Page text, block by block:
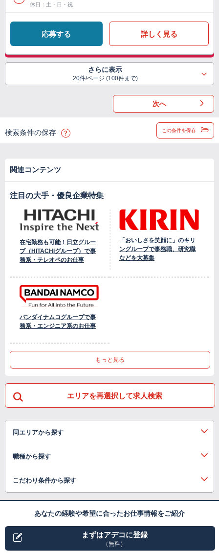
休日：土・日・祝
応募する 詳しく見る
さらに表示
20件/ページ (100件まで)
次へ
検索条件の保存 この条件を保存
関連コンテンツ
注目の大手・優良企業特集
在宅勤務も可能！日立グルー
プ（HITACHIグループ）で事
務系・テレオペのお仕事
「おいしさを笑顔に」のキリ
ングループで事務職、研究職
などを大募集
バンダイナムコグループで事
務系・エンジニア系のお仕事
もっと見る
エリアを再選択して求人検索
同エリアから探す
職種から探す
こだわり条件から探す
あなたの経験や希望に合ったお仕事情報をご紹介
まずはアデコに登録
（無料）